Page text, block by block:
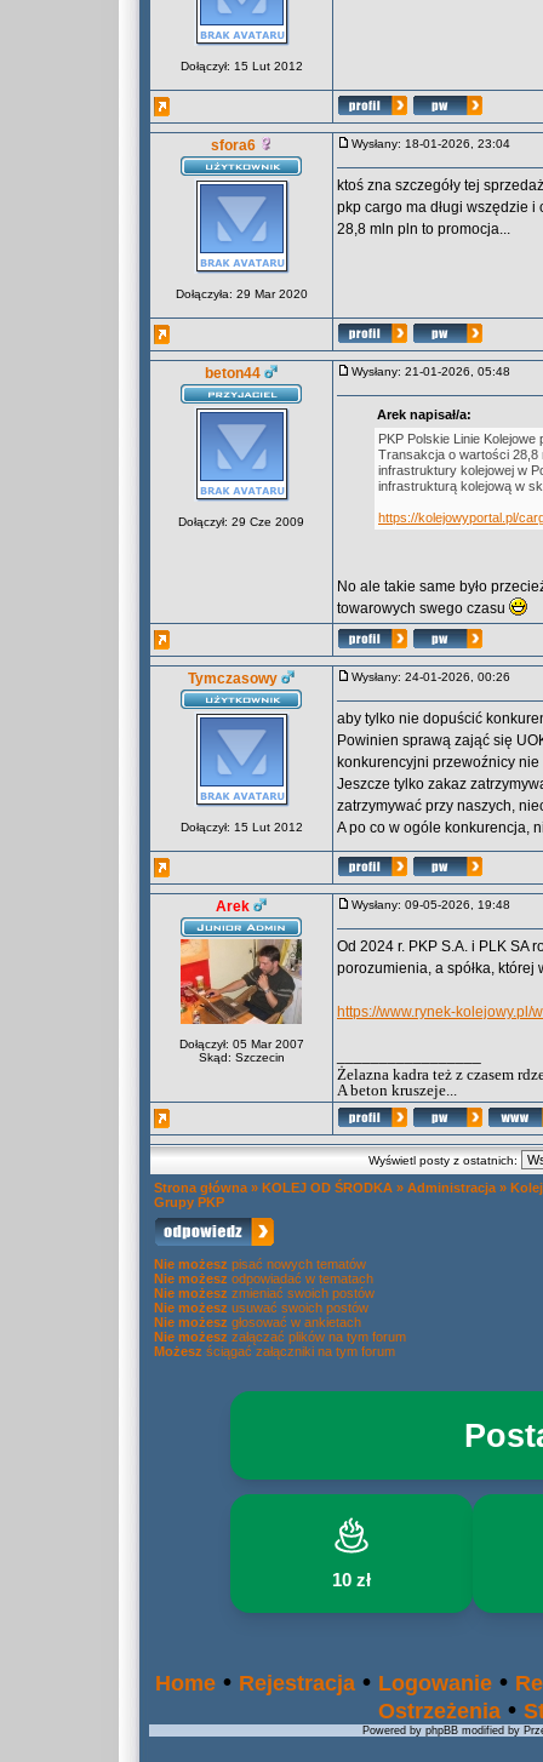
Dołączył: 15 Lut 2012
sfora6
Dołączyła: 29 Mar 2020
Wysłany: 18-01-2026, 23:04
ktoś zna szczegóły tej
pkp cargo ma długi wszędzie i
28,8 mln pln to promocja...
beton44
Dołączył: 29 Cze 2009
Wysłany: 21-01-2026, 05:48
Arek napisał/a:
PKP Polskie Linie Kolejowe
Transakcja o wartości 28,8
infrastruktury kolejowej w
infrastrukturą kolejową w
https://kolejowyportal.pl/
No ale takie same było
towarowych swego czasu
Tymczasowy
Dołączył: 15 Lut 2012
Wysłany: 24-01-2026, 00:26
aby tylko nie dopuścić
Powinien sprawą zająć się
konkurencyjni przewoźnicy
Jeszcze tylko zakaz
zatrzymywać przy naszych,
A po co w ogóle konkurencja,
Arek
Dołączył: 05 Mar 2007
Skąd: Szczecin
Wysłany: 09-05-2026, 19:48
Od 2024 r. PKP S.A. i PLK SA
porozumienia, a spółka,
https://www.rynek-
Żelazna kadra też z czasem
A beton kruszeje...
Wyświetl posty z ostatnich:
Strona główna » KOLEJ OD ŚRODKA » Administracja »
Grupy PKP
Nie możesz pisać nowych tematów
Nie możesz odpowiadać w tematach
Nie możesz zmieniać swoich postów
Nie możesz usuwać swoich postów
Nie możesz głosować w ankietach
Nie możesz załączać plików na tym forum
Możesz ściągać załączniki na tym forum
10 zł
Home • Rejestracja • Logowanie •
Ostrzeżenia •
Powered by phpBB modified by